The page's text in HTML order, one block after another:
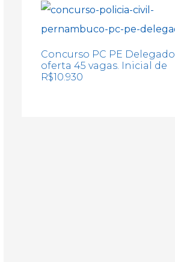
Concurso PC PE Delegado
oferta 45 vagas. Inicial de
R$10.930